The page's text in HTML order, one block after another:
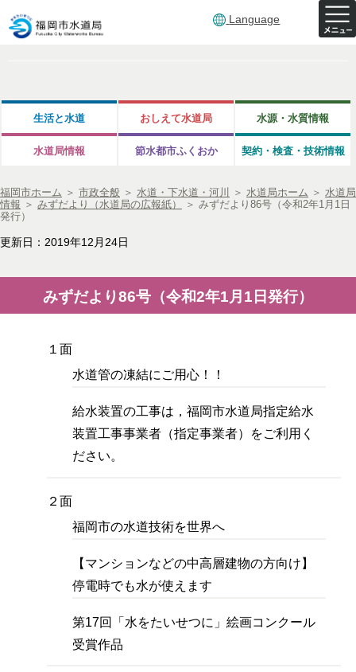
Language
生活と水道 おしえて水道局 水源・水質情報
水道局情報 節水都市ふくおか 契約・検査・技術情報
福岡市ホーム ＞ 市政全般 ＞ 水道・下水道・河川 ＞ 水道局ホーム ＞ 水道局
情報 ＞ みずだより（水道局の広報紙） ＞ みずだより86号（令和2年1月1日
発行）
更新日：2019年12月24日
みずだより86号（令和2年1月1日発行）
１面
水道管の凍結にご用心！！
給水装置の工事は，福岡市水道局指定給水
装置工事事業者（指定事業者）をご利用く
ださい。
２面
福岡市の水道技術を世界へ
【マンションなどの中高層建物の方向け】
停電時でも水が使えます
第17回「水をたいせつに」絵画コンクール
受賞作品